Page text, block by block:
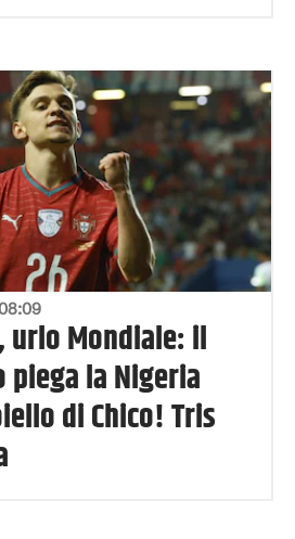
urlo Mondiale: il
la Nigeria
di Chico! Tris